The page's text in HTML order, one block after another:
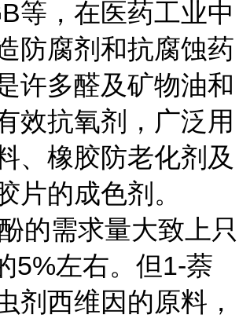
等，在医药工业中
防腐剂和抗腐蚀药
许多醛及矿物油和
效抗氧剂，广泛用
、橡胶防老化剂及
片的成色剂。
需求量大致上只
5%左右。但1-萘
剂西维因的原料，